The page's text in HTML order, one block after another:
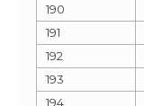
190
191
192
193
194